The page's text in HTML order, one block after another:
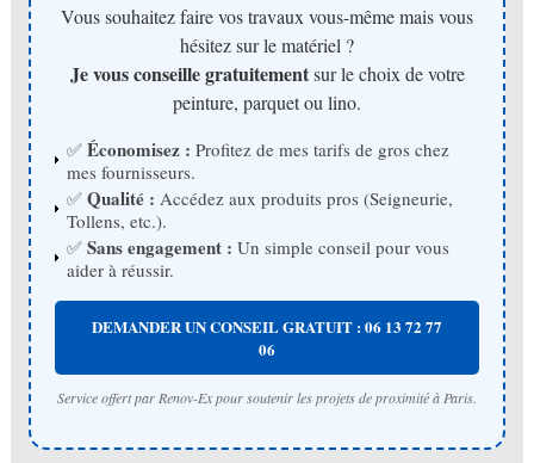
Vous souhaitez faire vos travaux vous-même mais vous
hésitez sur le matériel ?
Je vous conseille gratuitementsur le choix de votre
peinture, parquet ou lino.
✅ Économisez : Profitez de mes tarifs de gros chez
mes fournisseurs.
✅ Qualité : Accédez aux produits pros (Seigneurie,
Tollens, etc.).
✅ Sans engagement : Un simple conseil pour vous
aider à réussir.
DEMANDER UN CONSEIL GRATUIT : 06 13 72 77
06
Service offert par Renov-Ex pour soutenir les projets de proximité à Paris.